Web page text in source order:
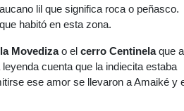
lil que significa roca o peñasco.
habitó en esta zona.
Movedizao el cerro Centinelaque
cuenta que la indiecita estaba
ese amor se llevaron a Amaiké y